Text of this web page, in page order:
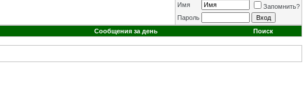
Имя
Запомнить?
Пароль
Сообщения за день Поиск